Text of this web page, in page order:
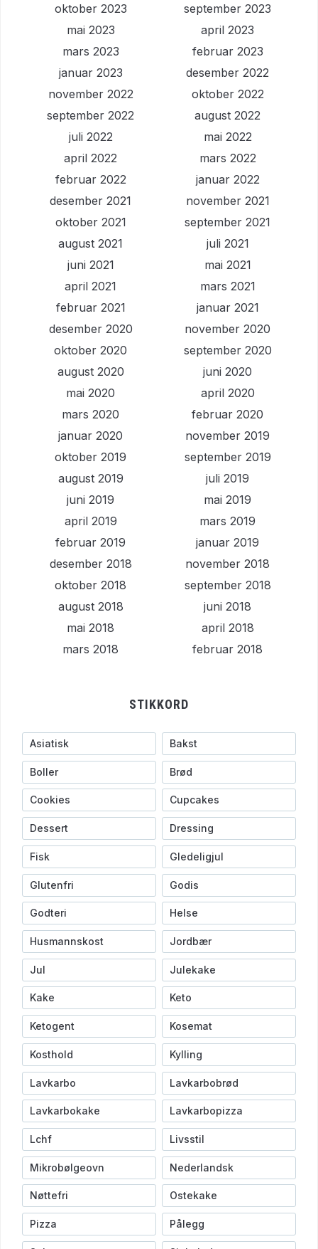
oktober 2023
september 2023
mai 2023
april 2023
mars 2023
februar 2023
januar 2023
desember 2022
november 2022
oktober 2022
september 2022
august 2022
juli 2022
mai 2022
april 2022
mars 2022
februar 2022
januar 2022
desember 2021
november 2021
oktober 2021
september 2021
august 2021
juli 2021
juni 2021
mai 2021
april 2021
mars 2021
februar 2021
januar 2021
desember 2020
november 2020
oktober 2020
september 2020
august 2020
juni 2020
mai 2020
april 2020
mars 2020
februar 2020
januar 2020
november 2019
oktober 2019
september 2019
august 2019
juli 2019
juni 2019
mai 2019
april 2019
mars 2019
februar 2019
januar 2019
desember 2018
november 2018
oktober 2018
september 2018
august 2018
juni 2018
mai 2018
april 2018
mars 2018
februar 2018
STIKKORD
Asiatisk Bakst
Boller Brød
Cookies Cupcakes
Dessert Dressing
Fisk Gledeligjul
Glutenfri Godis
Godteri Helse
Husmannskost Jordbær
Jul Julekake
Kake Keto
Ketogent Kosemat
Kosthold Kylling
Lavkarbo Lavkarbobrød
Lavkarbokake Lavkarbopizza
Lchf Livsstil
Mikrobølgeovn Nederlandsk
Nøttefri Ostekake
Pizza Pålegg